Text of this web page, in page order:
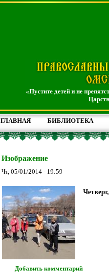
«Пустите детей и не
ГЛАВНАЯ БИБЛИОТЕКА
Изображение
Чт, 05/01/2014 - 19:59
Добавить комментарий